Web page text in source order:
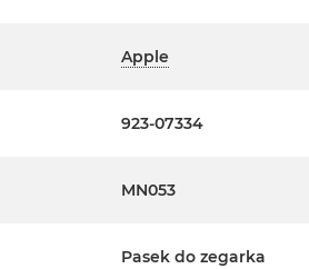
Apple
923-07334
MN053
Pasek do zegarka